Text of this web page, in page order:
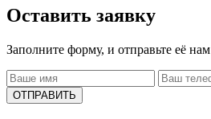
Оставить заявку
Заполните форму, и отправьте её нам
ОТПРАВИТЬ